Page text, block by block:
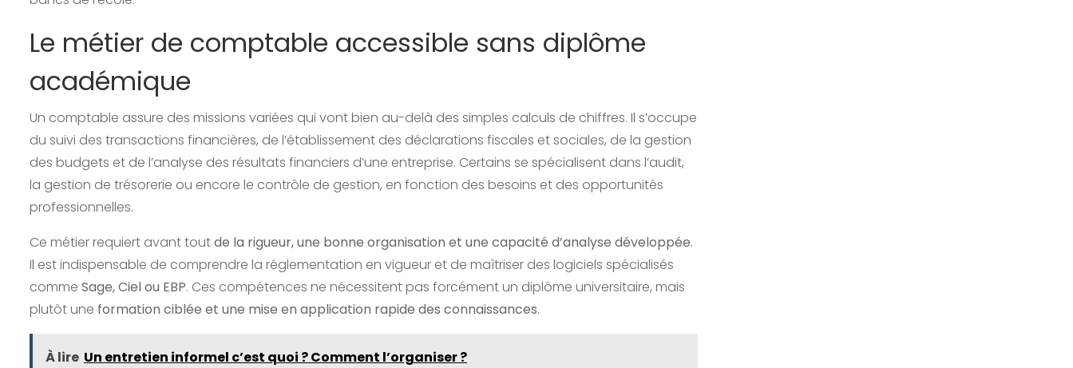
Le métier de comptable accessible sans diplôme
académique
Un comptable assure des missions variées qui vont bien au-delà des simples calculs de chiffres. Il s’occupe
du suivi des transactions financières, de l’établissement des déclarations fiscales et sociales, de la gestion
des budgets et de l’analyse des résultats financiers d’une entreprise. Certains se spécialisent dans l’audit,
la gestion de trésorerie ou encore le contrôle de gestion, en fonction des besoins et des opportunités
professionnelles.
Ce métier requiert avant toutde la rigueur, une bonne organisation et une capacité d’analyse développée.
Il est indispensable de comprendre la réglementation en vigueur et de maîtriser des logiciels spécialisés
comme Sage, Ciel ou EBP. Ces compétences ne nécessitent pas forcément un diplôme universitaire, mais
plutôt une formation ciblée et une mise en application rapide des connaissances.
À lire Un entretien informel c’est quoi ? Comment l’organiser ?